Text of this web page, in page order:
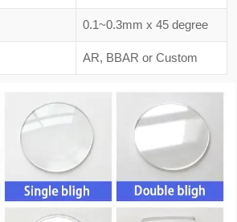
0.1~0.3mm x 45 degree
AR, BBAR or Custom